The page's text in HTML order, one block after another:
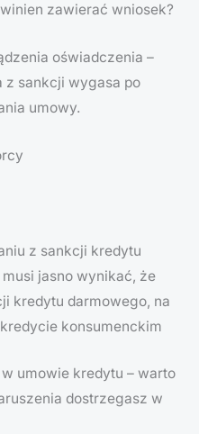
zawierać wniosek?
oświadczenia –
z sankcji wygasa po
umowy.
z sankcji kredytu
jasno wynikać, że
kredytu darmowego, na
konsumenckim
umowie kredytu – warto
dostrzegasz w